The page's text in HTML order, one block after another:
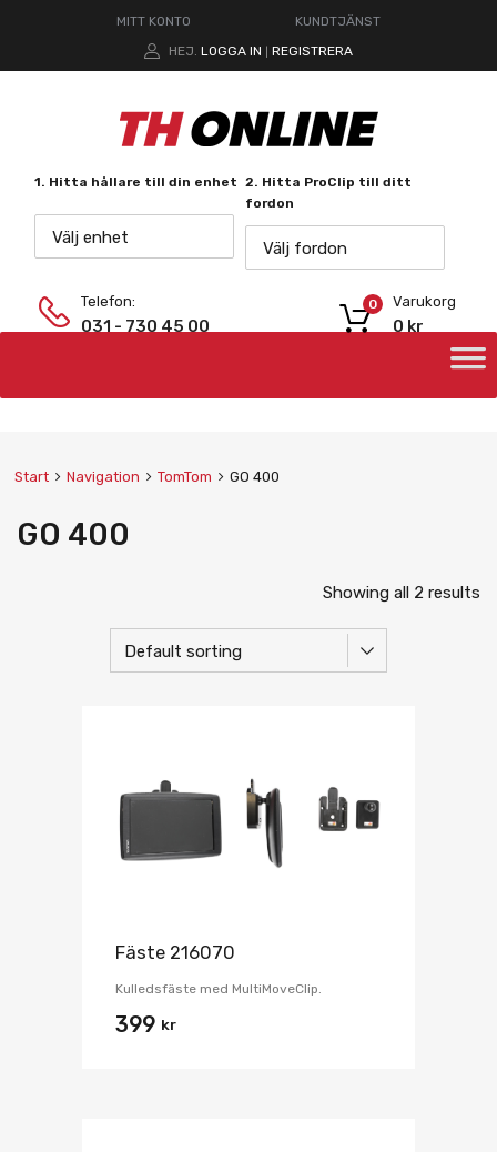
MITT KONTO
KUNDTJÄNST
HEJ. LOGGA IN REGISTRERA
1. Hitta hållare till din enhet
Välj enhet
2. Hitta ProClip till ditt
fordon
Välj fordon
Telefon:
031 - 730 45 00
Varukorg
0 kr
0
Start Navigation TomTom GO 400
GO 400
Showing all 2 results
Fäste 216070
Kulledsfäste med MultiMoveClip.
399 kr